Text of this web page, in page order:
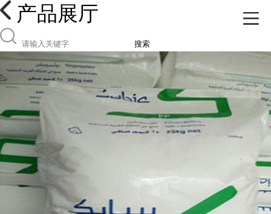
产品展厅
搜索